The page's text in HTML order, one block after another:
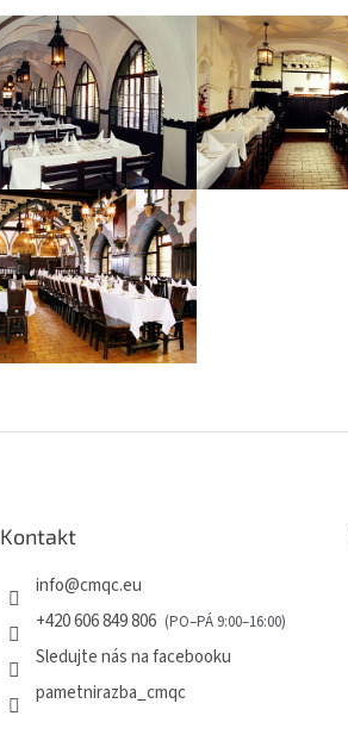
Kontakt
info@cmqc.eu
+420 606 849 806
Sledujte nás na facebooku
pametnirazba_cmqc